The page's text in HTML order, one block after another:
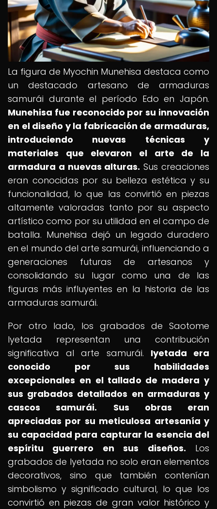
La figura de Myochin Munehisa destaca como
un destacado artesano de armaduras
samurái durante el período Edo en Japón.
Munehisa fue reconocido por su innovación
en el diseño y la fabricación de armaduras,
introduciendo nuevas técnicas y
materiales que elevaron el arte de la
armadura a nuevas alturas. Sus creaciones
eran conocidas por su belleza estética y su
funcionalidad, lo que las convirtió en piezas
altamente valoradas tanto por su aspecto
artístico como por su utilidad en el campo de
batalla. Munehisa dejó un legado duradero
en el mundo del arte samurái, influenciando a
generaciones futuras de artesanos y
consolidando su lugar como una de las
figuras más influyentes en la historia de las
armaduras samurái.
Por otro lado, los grabados de Saotome
Iyetada representan una contribución
significativa al arte samurái. Iyetada era
conocido por sus habilidades
excepcionales en el tallado de madera y
sus grabados detallados en armaduras y
cascos samurái.
Sus obras eran
apreciadas por su meticulosa artesanía y
su capacidad para capturar la esencia del
espíritu guerrero en sus diseños. Los
grabados de Iyetada no solo eran elementos
decorativos, sino que también contenían
simbolismo y significado cultural, lo que los
convirtió en piezas de gran valor histórico y